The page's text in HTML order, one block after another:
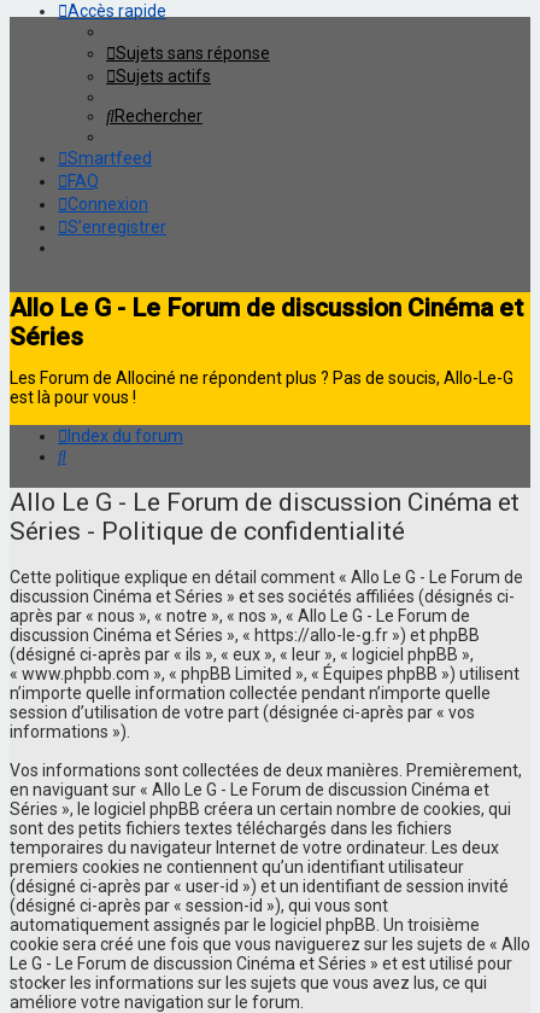
Accès rapide
Sujets sans réponse
Sujets actifs
Rechercher
Smartfeed
FAQ
Connexion
S’enregistrer
Allo Le G - Le Forum de discussion Cinéma et
Séries
Les Forum de Allociné ne répondent plus ? Pas de soucis, Allo-Le-G
est là pour vous !
Index du forum
Rechercher
Allo Le G - Le Forum de discussion Cinéma et
Séries - Politique de confidentialité
Cette politique explique en détail comment « Allo Le G - Le Forum de
discussion Cinéma et Séries » et ses sociétés affiliées (désignés ci-
après par « nous », « notre », « nos », « Allo Le G - Le Forum de
discussion Cinéma et Séries », « https://allo-le-g.fr ») et phpBB
(désigné ci-après par « ils », « eux », « leur », « logiciel phpBB »,
« www.phpbb.com », « phpBB Limited », « Équipes phpBB ») utilisent
n’importe quelle information collectée pendant n’importe quelle
session d’utilisation de votre part (désignée ci-après par « vos
informations »).
Vos informations sont collectées de deux manières. Premièrement,
en naviguant sur « Allo Le G - Le Forum de discussion Cinéma et
Séries », le logiciel phpBB créera un certain nombre de cookies, qui
sont des petits fichiers textes téléchargés dans les fichiers
temporaires du navigateur Internet de votre ordinateur. Les deux
premiers cookies ne contiennent qu’un identifiant utilisateur
(désigné ci-après par « user-id ») et un identifiant de session invité
(désigné ci-après par « session-id »), qui vous sont
automatiquement assignés par le logiciel phpBB. Un troisième
cookie sera créé une fois que vous naviguerez sur les sujets de « Allo
Le G - Le Forum de discussion Cinéma et Séries » et est utilisé pour
stocker les informations sur les sujets que vous avez lus, ce qui
améliore votre navigation sur le forum.